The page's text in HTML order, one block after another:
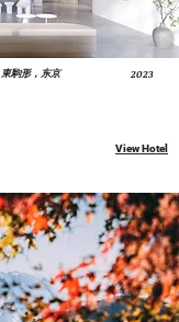
​東駒形，东京 2023
View Hotel